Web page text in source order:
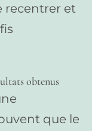
recentrer et
obtenus
que le